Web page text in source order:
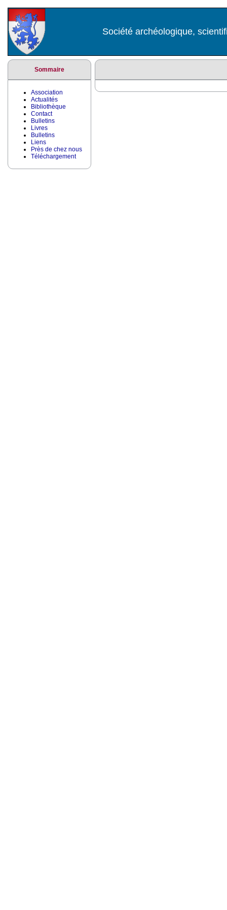
Société archéologique,
Sommaire
Association
Actualités
Bibliothèque
Contact
Bulletins
Livres
Bulletins
Liens
Près de chez nous
Téléchargement